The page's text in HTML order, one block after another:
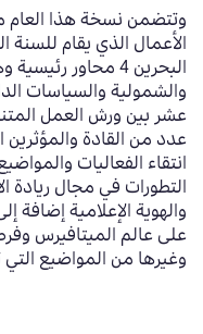
وتتضمن نسخة هذا العام
الأعمال الذي يقام
البحرين4محاوررئيسية
والشمولية والسياسات
عشر بين ورش العمل
عدد من القادة والمؤثرين
انتقاء الفعاليات
التطورات في مجال ريادة
والهوية الإعلامية إضافة
على عالم الميتافيرس
وغيرها من المواضيع